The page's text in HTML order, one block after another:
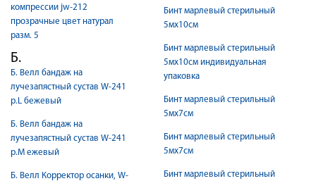
компрессии jw-212
прозрачные цвет натурал
разм. 5
Б.
Б. Велл бандаж на
лучезапястный сустав W-241
р.L бежевый
Б. Велл бандаж на
лучезапястный сустав W-241
р.M ежевый
Б. Велл Корректор осанки, W-
Бинт марлевый стерильный
5мх10см
Бинт марлевый стерильный
5мх10см индивидуальная
упаковка
Бинт марлевый стерильный
5мх7см
Бинт марлевый стерильный
5мх7см
Бинт марлевый стерильный